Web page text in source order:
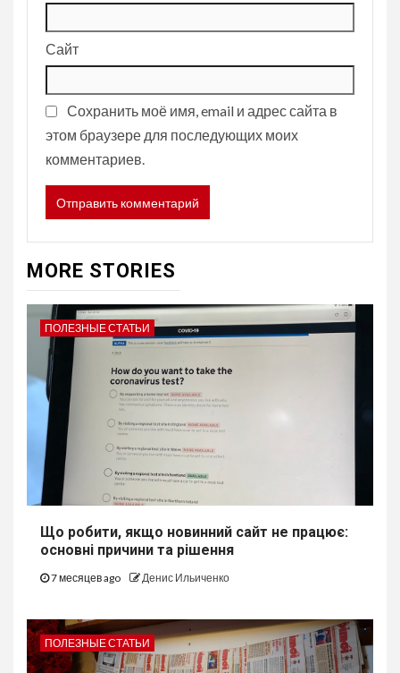
Сайт
Сохранить моё имя, email и адрес сайта в
этом браузере для последующих моих
комментариев.
MORE STORIES
ПОЛЕЗНЫЕ СТАТЬИ
Що робити, якщо новинний сайт не працює:
основні причини та рішення
7 месяцев ago Денис Ильиченко
ПОЛЕЗНЫЕ СТАТЬИ